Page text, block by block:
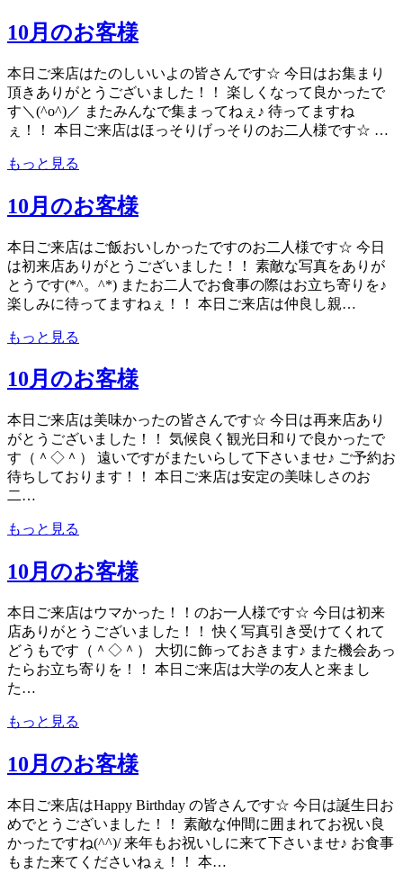
10月のお客様
本日ご来店はたのしいいよの皆さんです☆ 今日はお集まり
頂きありがとうございました！！ 楽しくなって良かったで
す＼(^o^)／ またみんなで集まってねぇ♪ 待ってますね
ぇ！！ 本日ご来店はほっそりげっそりのお二人様です☆ …
もっと見る
10月のお客様
本日ご来店はご飯おいしかったですのお二人様です☆ 今日
は初来店ありがとうございました！！ 素敵な写真をありが
とうです(*^。^*) またお二人でお食事の際はお立ち寄りを♪
楽しみに待ってますねぇ！！ 本日ご来店は仲良し親…
もっと見る
10月のお客様
本日ご来店は美味かったの皆さんです☆ 今日は再来店あり
がとうございました！！ 気候良く観光日和りで良かったで
す（＾◇＾） 遠いですがまたいらして下さいませ♪ ご予約お
待ちしております！！ 本日ご来店は安定の美味しさのお
二…
もっと見る
10月のお客様
本日ご来店はウマかった！！のお一人様です☆ 今日は初来
店ありがとうございました！！ 快く写真引き受けてくれて
どうもです（＾◇＾） 大切に飾っておきます♪ また機会あっ
たらお立ち寄りを！！ 本日ご来店は大学の友人と来まし
た…
もっと見る
10月のお客様
本日ご来店はHappy Birthday の皆さんです☆ 今日は誕生日お
めでとうございました！！ 素敵な仲間に囲まれてお祝い良
かったですね(^^)/ 来年もお祝いしに来て下さいませ♪ お食事
もまた来てくださいねぇ！！ 本…